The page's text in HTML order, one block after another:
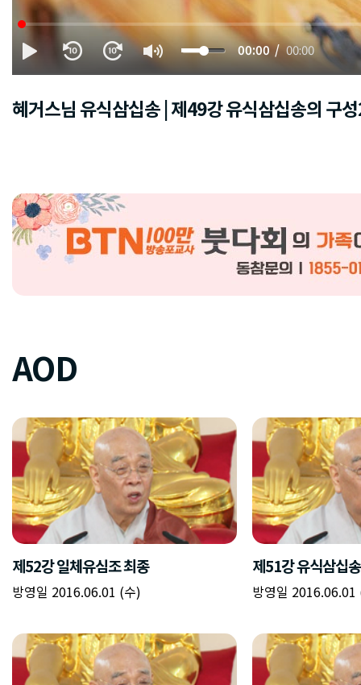
00:00 00:00
혜거스님 유식삼십송 | 제49강 유식삼십송의 구